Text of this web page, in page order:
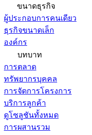
ขนาดธุรกิจ
ผู้ประกอบการคนเดียว
ธุรกิจขนาดเล็ก
องค์กร
บทบาท
การตลาด
ทรัพยากรบุคคล
การจัดการโครงการ
บริการลูกค้า
ดูโซลูชันทั้งหมด
การผสานรวม